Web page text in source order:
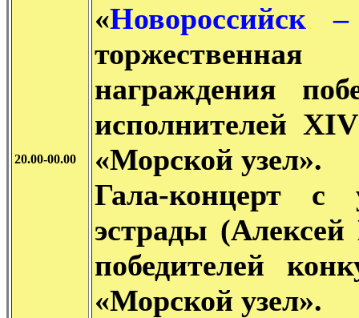
20.00-00.00
«Новороссийск
награждения
исполнителей
«Морской узел».
Гала-концерт с
эстрады
победителей
«Морской узел».